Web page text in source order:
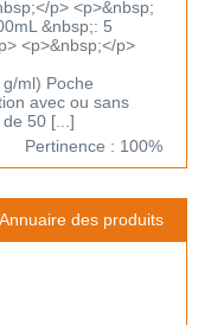
p> <p>&nbsp;
&nbsp;: 5
<p>&nbsp;</p>
ml) Poche
avec ou sans
50 [...]
Pertinence : 100%
Annuaire des produits